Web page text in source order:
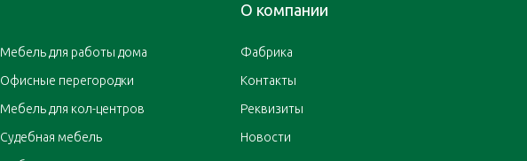
Мебель для работы дома
Офисные перегородки
Мебель для кол-центров
Судебная мебель
О компании
Фабрика
Контакты
Реквизиты
Новости